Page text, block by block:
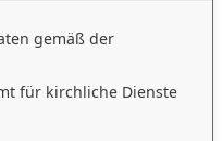
gemäß der
für kirchliche Dienste